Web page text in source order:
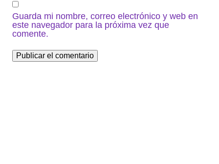
Guarda mi nombre, correo electrónico y web en
este navegador para la próxima vez que
comente.